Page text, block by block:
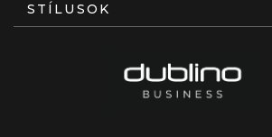
STÍLUSOK